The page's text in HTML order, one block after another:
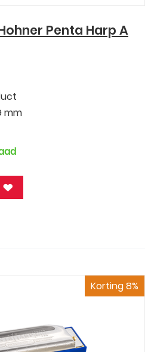
Penta Harp A
mm
Korting 8%